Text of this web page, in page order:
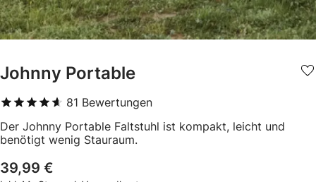
Johnny Portable
4,6von 5 81 Bewertungen
Der Johnny Portable Faltstuhl ist kompakt, leicht und
benötigt wenig Stauraum.
39,99 €